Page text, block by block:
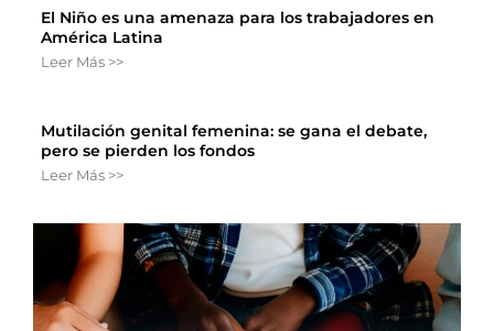
El Niño es una amenaza para los trabajadores en
América Latina
Leer Más >>
Mutilación genital femenina: se gana el debate,
pero se pierden los fondos
Leer Más >>